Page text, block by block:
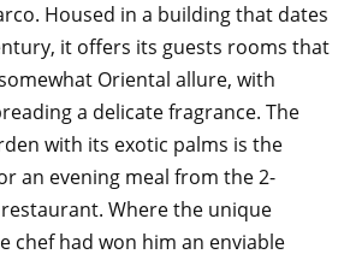
Housed in a building that dates
it offers its guests rooms that
Oriental allure, with
a delicate fragrance. The
with its exotic palms is the
an evening meal from the 2-
Where the unique
chef had won him an enviable